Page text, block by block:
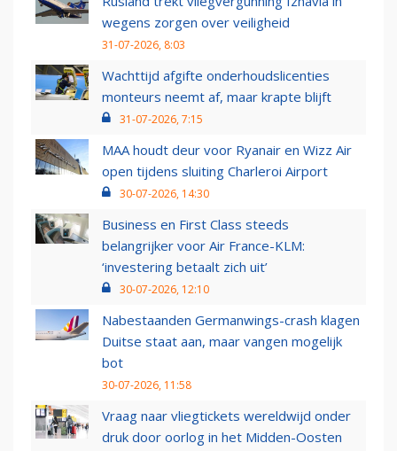
wegens zorgen over veiligheid
31-07-2026, 8:03
Wachttijd afgifte onderhoudslicenties
monteurs neemt af, maar krapte blijft
31-07-2026, 7:15
MAA houdt deur voor Ryanair en Wizz Air
open tijdens sluiting Charleroi Airport
30-07-2026, 14:30
Business en First Class steeds
belangrijker voor Air France-KLM:
‘investering betaalt zich uit’
30-07-2026, 12:10
Nabestaanden Germanwings-crash klagen
Duitse staat aan, maar vangen mogelijk
bot
30-07-2026, 11:58
Vraag naar vliegtickets wereldwijd onder
druk door oorlog in het Midden-Oosten